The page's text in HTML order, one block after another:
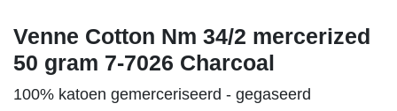
Venne Cotton Nm 34/2
mercerized 50 gram 7-7026
Charcoal